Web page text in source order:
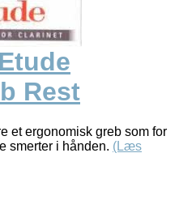
Rest
et ergonomisk greb som for
smerter i hånden. (Læs